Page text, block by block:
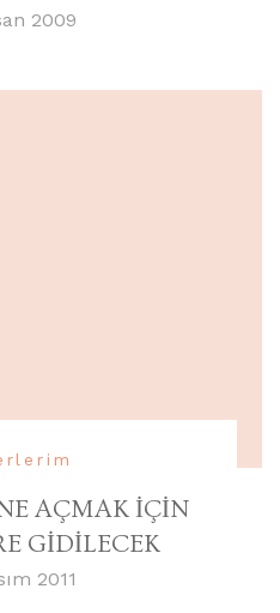
2009
AÇMAK İÇİN
GİDİLECEK
2011